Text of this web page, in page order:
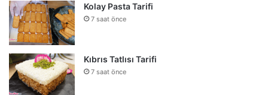
Kolay Pasta Tarifi
7 saat önce
Kıbrıs Tatlısı Tarifi
7 saat önce